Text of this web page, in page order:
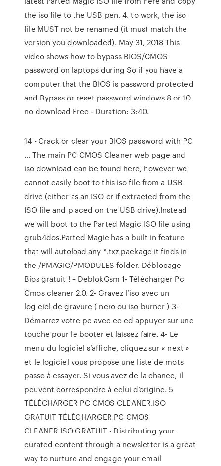
the iso file to the USB pen. 4. to work, the iso
file MUST not be renamed (it must match the
version you downloaded). May 31, 2018 This
video shows how to bypass BIOS/CMOS
password on laptops during So if you have a
computer that the BIOS is password protected
and Bypass or reset password windows 8 or 10
no download Free - Duration: 3:40.
14 - Crack or clear your BIOS password with PC
… The main PC CMOS Cleaner web page and
iso download can be found here, however we
cannot easily boot to this iso file from a USB
drive (either as an ISO or if extracted from the
ISO file and placed on the USB drive).Instead
we will boot to the Parted Magic ISO file using
grub4dos.Parted Magic has a built in feature
that will autoload any *.txz package it finds in
the /PMAGIC/PMODULES folder. Déblocage
Bios gratuit ! – DeblokGsm 1- Télécharger Pc
Cmos cleaner 2.0. 2- Gravez l’iso avec un
logiciel de gravure ( nero ou iso burner ) 3-
Démarrez votre pc avec ce cd appuyer sur une
touche pour le booter et laissez faire. 4- Le
menu du logiciel s’affiche, cliquez sur « next »
et le logiciel vous propose une liste de mots
passe à essayer. Si vous avez de la chance, il
peuvent correspondre à celui d’origine. 5
TÉLÉCHARGER PC CMOS CLEANER.ISO
GRATUIT TÉLÉCHARGER PC CMOS
CLEANER.ISO GRATUIT - Distributing your
curated content through a newsletter is a great
way to nurture and engage your email